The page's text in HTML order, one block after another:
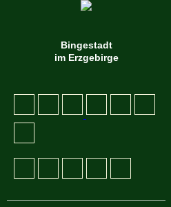
Bingestadt
im Erzgebirge